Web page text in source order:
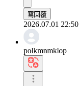
寫回覆
2026.07.01 22:50
polkmnmklop